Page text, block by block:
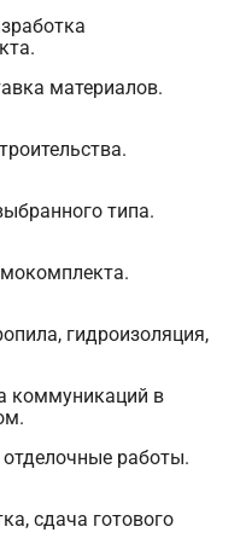
материалов.
типа.
гидроизоляция,
коммуникаций в
работы.
сдача готового